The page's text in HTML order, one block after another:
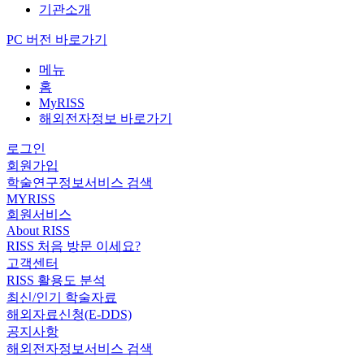
기관소개
PC 버전 바로가기
메뉴
홈
MyRISS
해외전자정보 바로가기
로그인
회원가입
학술연구정보서비스 검색
MYRISS
회원서비스
About RISS
RISS 처음 방문 이세요?
고객센터
RISS 활용도 분석
최신/인기 학술자료
해외자료신청(E-DDS)
공지사항
해외전자정보서비스 검색